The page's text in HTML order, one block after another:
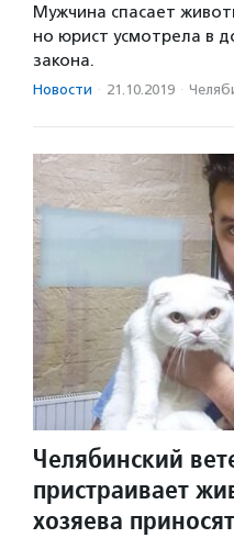
Мужчина спасает
но юрист усмотрела в
закона.
Новости · 21.10.2019 ·
Челябинский
пристраивает
хозяева